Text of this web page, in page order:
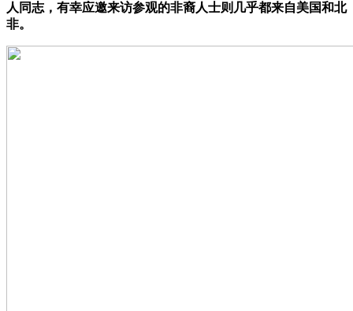
人同志，有幸应邀来访参观的非裔人士则几乎都来自美国和北
非。